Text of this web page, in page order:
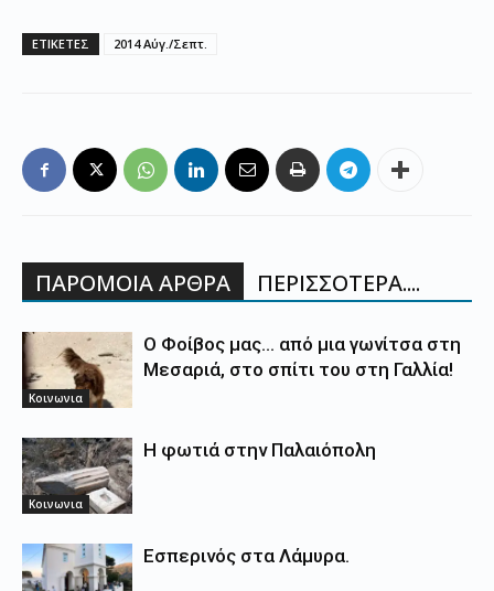
ΕΤΙΚΕΤΕΣ 2014 Αύγ./Σεπτ.
ΠΑΡΟΜΟΙΑ ΑΡΘΡΑ ΠΕΡΙΣΣΟΤΕΡΑ....
Κοινωνια
Ο Φοίβος μας… από μια γωνίτσα στη
Μεσαριά, στο σπίτι του στη Γαλλία!
Κοινωνια
Η φωτιά στην Παλαιόπολη
Εσπερινός στα Λάμυρα.